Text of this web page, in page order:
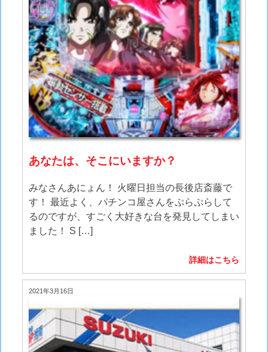
あなたは、そこにいますか？
みなさんあにょん！ 火曜日担当の長後店斎藤で
す！ 最近よく、パチンコ屋さんをぷらぷらして
るのですが、すごく大好きな台を発見してしまい
ました！ S […]
詳細はこちら
2021年3月16日